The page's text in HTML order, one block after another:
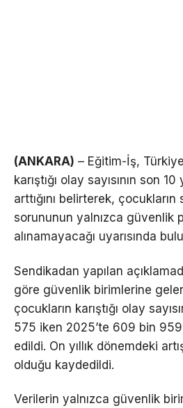
(ANKARA) – Eğitim-İş,
karıştığı olay sayısının son
arttığını belirterek,
sorununun yalnızca güvenlik
alınamayacağı uyarısında
Sendikadan yapılan
göre güvenlik birimlerine
çocukların karıştığı olay
575 iken 2025’te 609 bin
edildi. On yıllık dönemdeki
olduğu kaydedildi.
Verilerin yalnızca güvenlik